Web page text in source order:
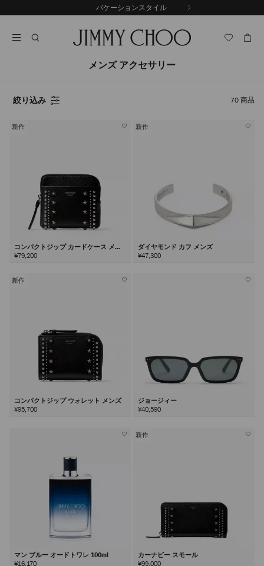
ン
ス
ラ
バケーションスタイル
メンズ アクセサリー
絞り込み 70商品
新作
コンパクトジップ カードケース メン
ズ
¥79,200
新作
ダイヤモンド カフ メンズ
¥47,300
新作
コンパクトジップ ウォレット メンズ
¥95,700
ジョージィー
¥40,590
マン ブルー オードトワレ 100ml
¥16,170
新作
カーナビー スモール
¥99,000